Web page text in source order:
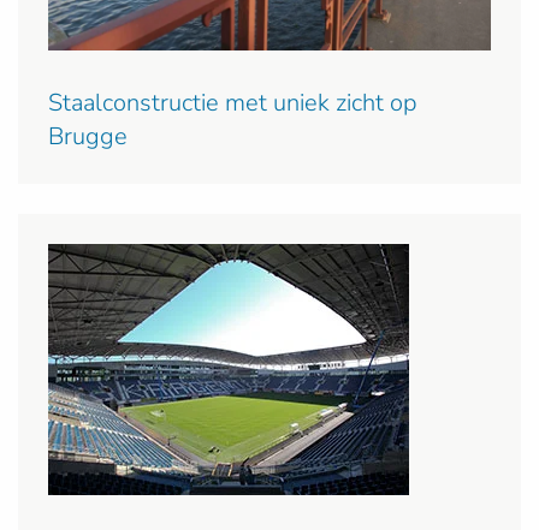
Staalconstructie met uniek zicht op
Brugge